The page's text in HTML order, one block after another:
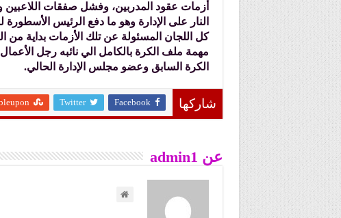
أزمات عقود المدربين، وفشل صفقات اللاعبين
النار على الإدارة وهو ما دفع الرئيس
كل اللجان المسئولة عن تلك الأزمات بداية من
مهمة ملف الكرة بالكامل الي نائبه رجل
الكرة السابق وعضو مجلس الإدارة الحالي.
شاركها Facebook
Twitter
عن admin1